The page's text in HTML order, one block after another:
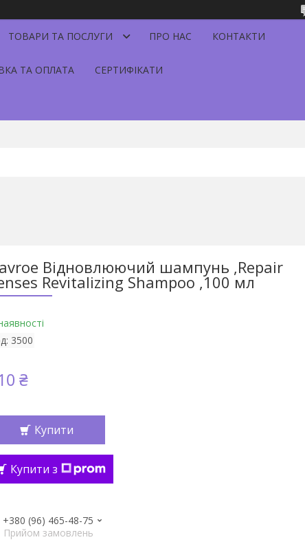
ТОВАРИ ТА ПОСЛУГИ ПРО НАС КОНТАКТИ
ТА ОПЛАТА СЕРТИФІКАТИ
Відновлюючий шампунь ,Repair
Revitalizing Shampoo ,100 мл
3500
₴
Купити
Купити з
+380 (96) 465-48-75
Прийом замовлень